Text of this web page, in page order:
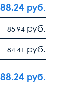
88.24 руб.
85.94 руб.
84.41 руб.
88.24 руб.